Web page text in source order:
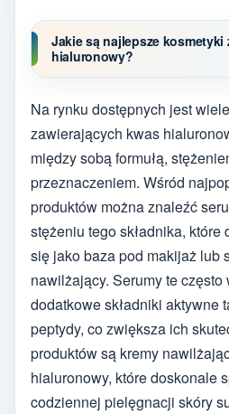
Jakie są najlepsze kosmetyki
hialuronowy?
Na rynku dostępnych jest
zawierających kwas
między sobą formułą,
przeznaczeniem. Wśród
produktów można znaleźć
stężeniu tego składnika,
się jako baza pod makijaż lub
nawilżający. Serumy te
dodatkowe składniki aktywne
peptydy, co zwiększa ich
produktów są kremy
hialuronowy, które doskonale
codziennej pielęgnacji skóry